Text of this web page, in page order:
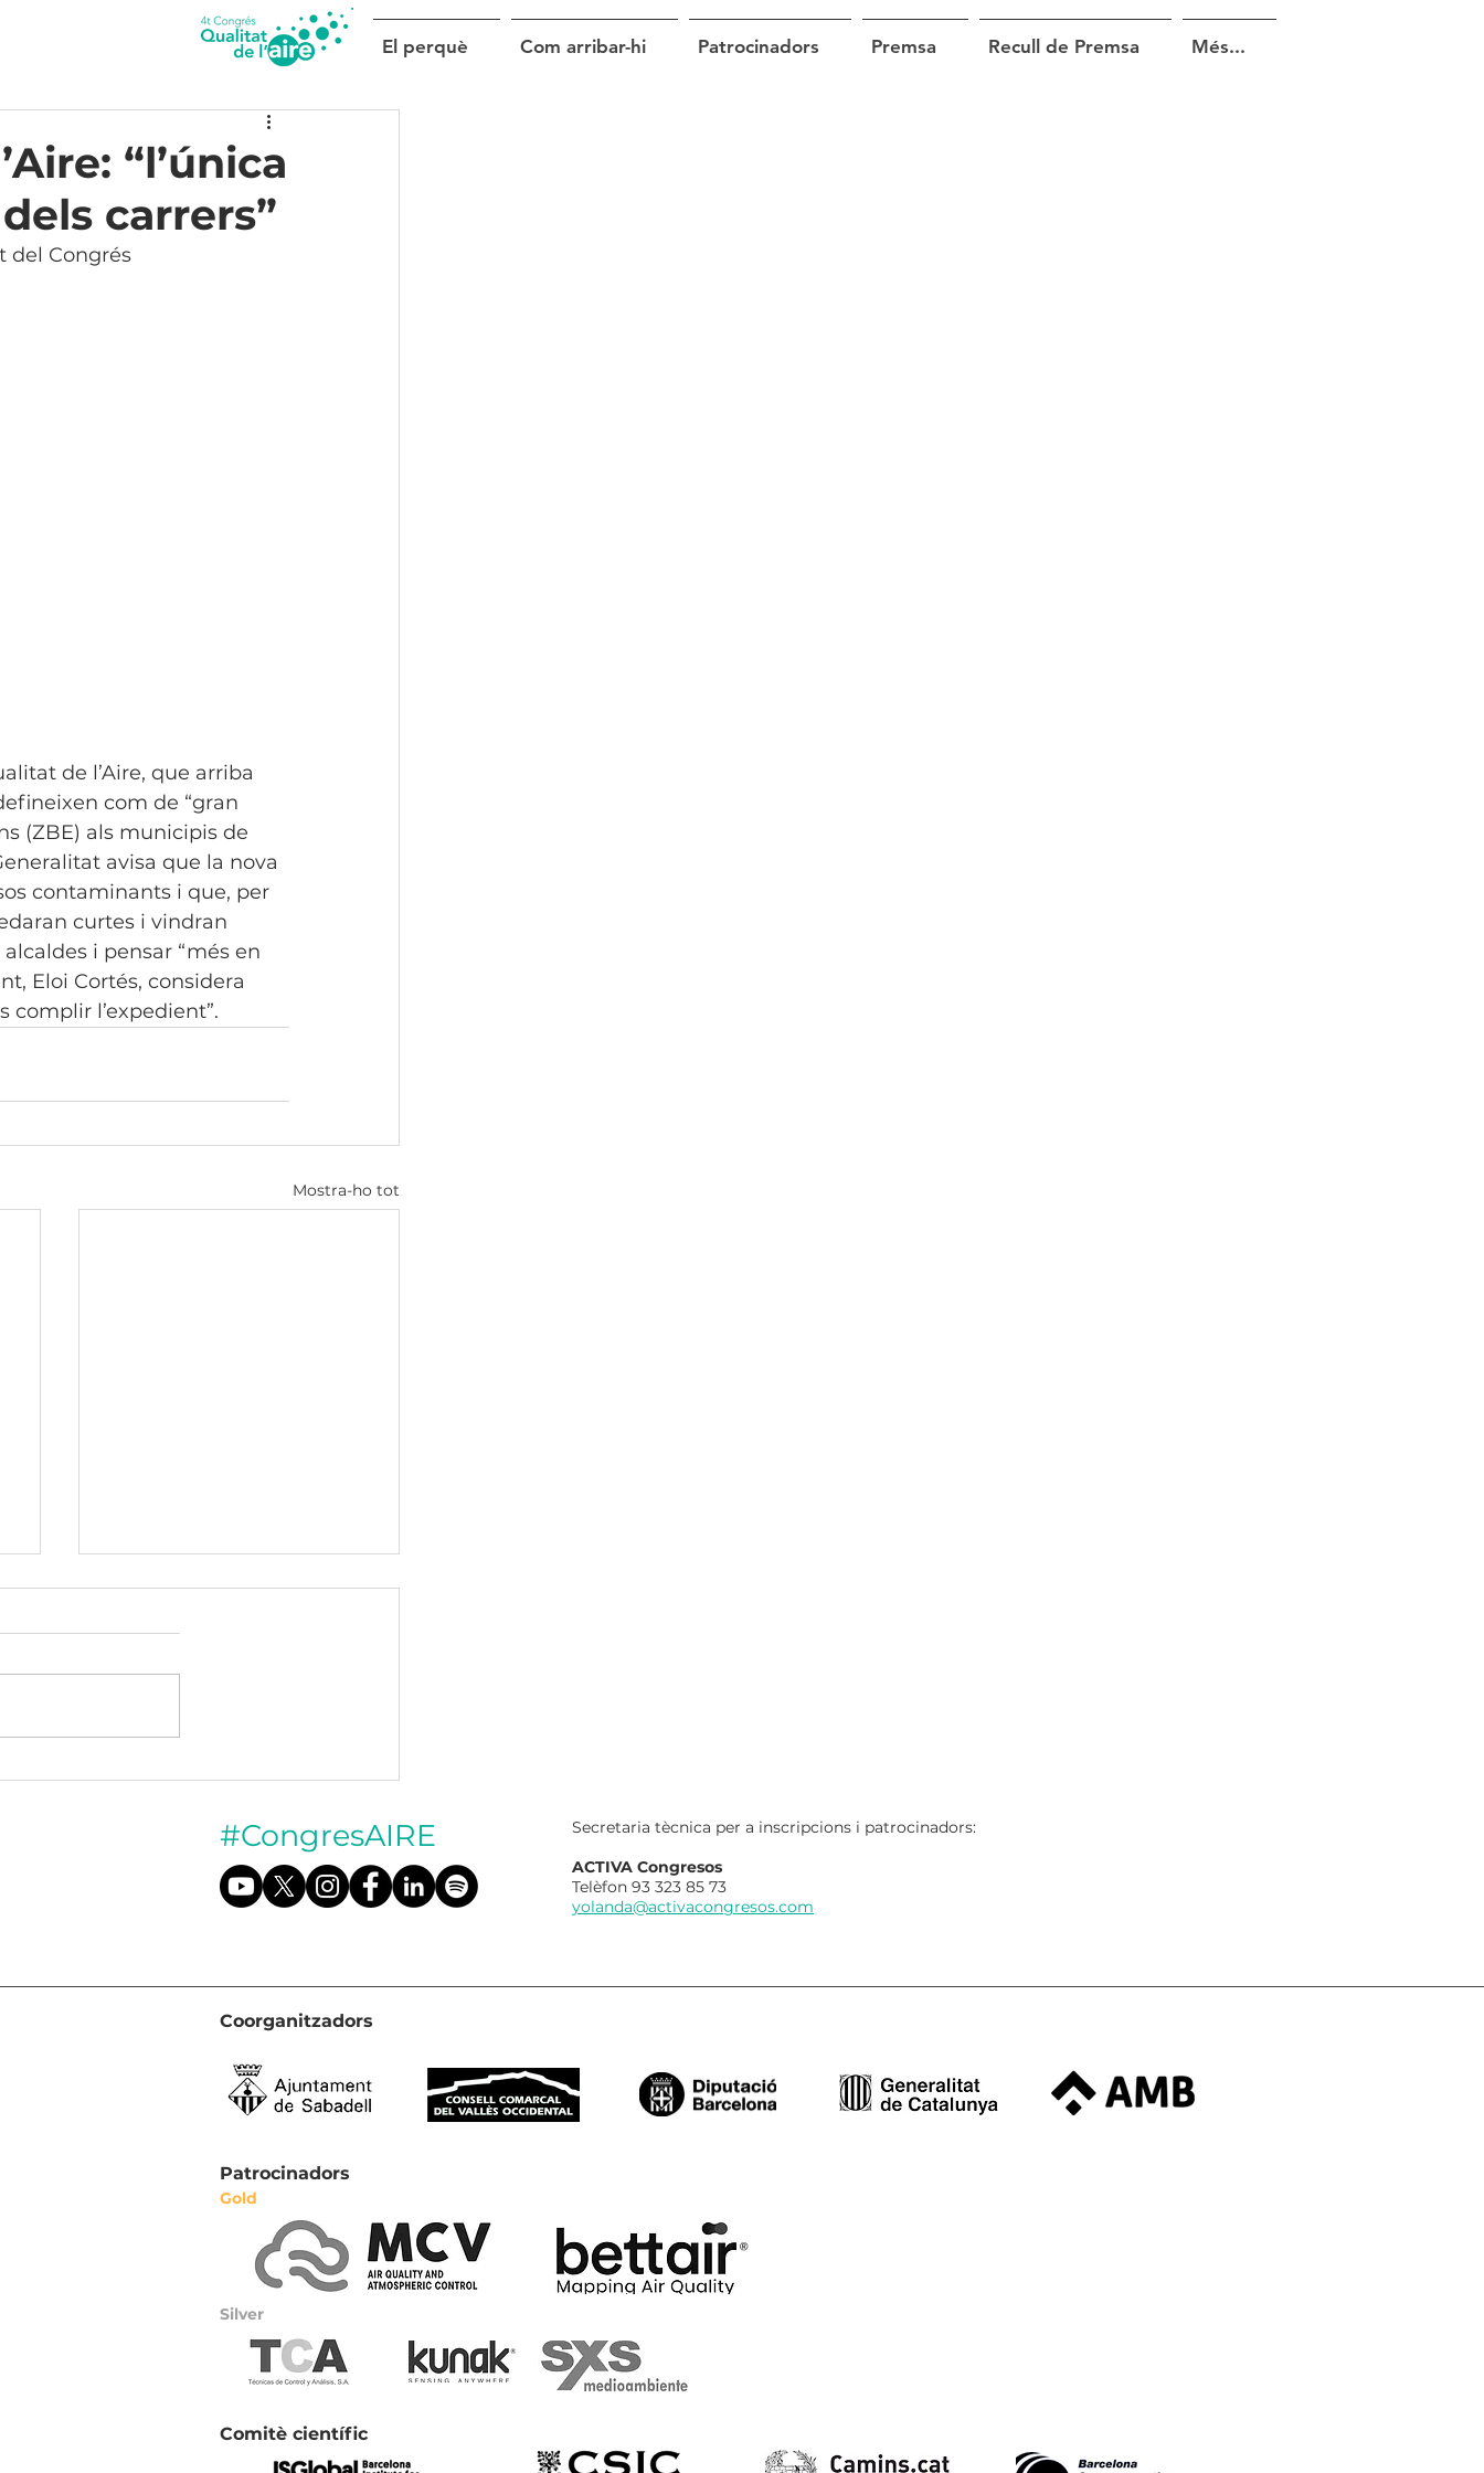
El perquè Com arribar-hi Patrocinadors Premsa Recull de Premsa Més...
“l’única
carrers”
del Congrés
de l’Aire, que arriba
com de “gran
(ZBE) als municipis de
avisa que la nova
contaminants i que, per
curtes i vindran
i pensar “més en
Eloi Cortés, considera
complir l’expedient”.
Mostra-ho tot
Octubre 2025)#CongresAIRE
Secretaria tècnica per a inscripcions i patrocinadors:
ACTIVA Congresos
Telèfon 93 323 85 73
yolanda@activacongresos.com
Coorganitzadors
Patrocinadors
Gold
Silver
Comitè científic